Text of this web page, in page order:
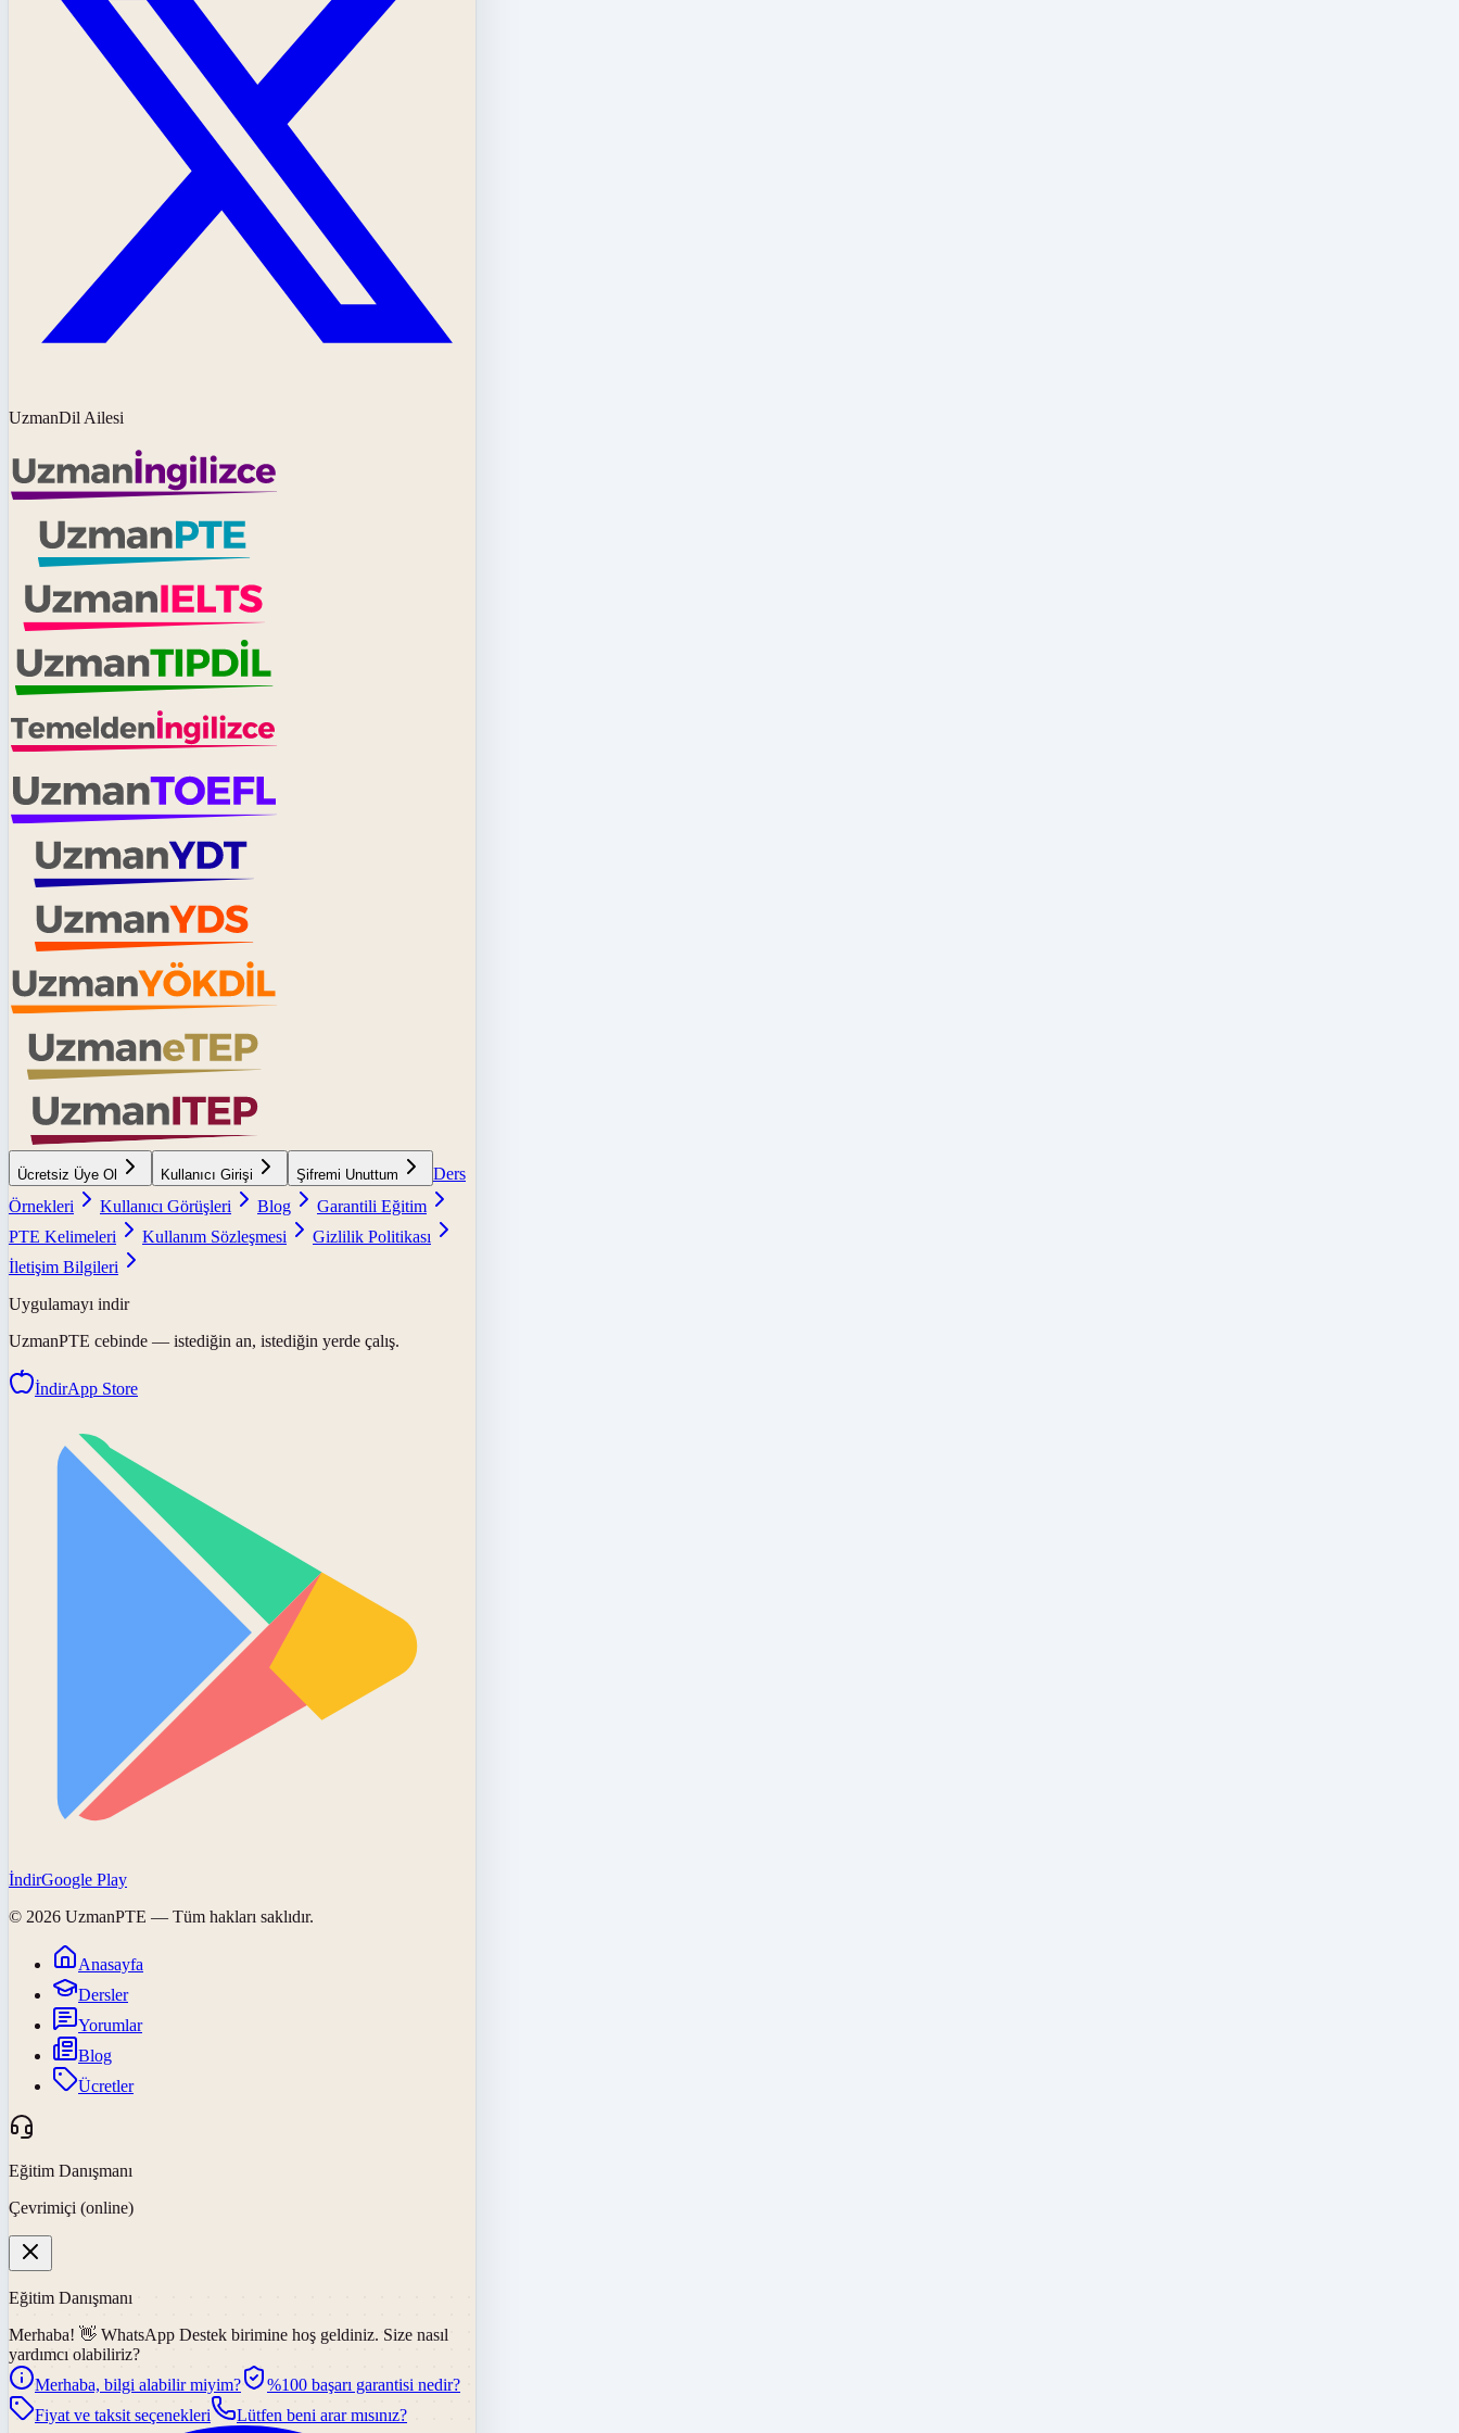
UzmanDil Ailesi
Ücretsiz Üye Ol Kullanıcı Girişi Şifremi Unuttum
Ders
Örnekleri
Kullanıcı Görüşleri Blog
Garantili Eğitim
PTE Kelimeleri
Kullanım Sözleşmesi
Gizlilik Politikası
İletişim Bilgileri
Uygulamayı indir
UzmanPTE cebinde — istediğin an, istediğin yerde çalış.
İndirApp Store
İndirGoogle Play
© 2026 UzmanPTE — Tüm hakları saklıdır.
Anasayfa
Dersler
Yorumlar
Blog
Ücretler
Eğitim Danışmanı
Çevrimiçi (online)
Eğitim Danışmanı
Merhaba! 👋 WhatsApp Destek birimine hoş geldiniz. Size nasıl
yardımcı olabiliriz?
Merhaba, bilgi alabilir miyim?
%100 başarı garantisi nedir?
Fiyat ve taksit seçenekleri
Lütfen beni arar mısınız?